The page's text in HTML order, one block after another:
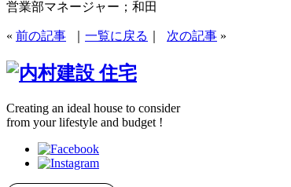
営業部マネージャー；和田
« 前の記事 一覧に戻る 次の記事 »
Creating an ideal house to consider
from your lifestyle and budget !